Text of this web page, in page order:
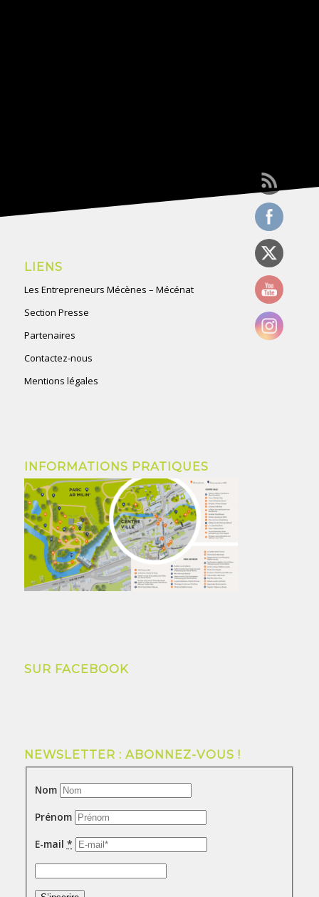
LIENS
Les Entrepreneurs Mécènes – Mécénat
Section Presse
Partenaires
Contactez-nous
Mentions légales
INFORMATIONS PRATIQUES
SUR FACEBOOK
NEWSLETTER : ABONNEZ-VOUS !
Nom
Prénom
E-mail *